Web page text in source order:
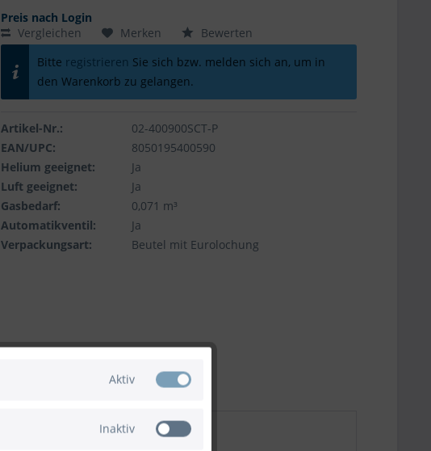
Preis nach Login
Vergleichen
Merken
Bewerten
Bitte registrieren Sie sich bzw. melden sich an, um in
den Warenkorb zu gelangen.
Artikel-Nr.:
02-400900SCT-P
EAN/UPC:
8050195400590
Helium geeignet:
Ja
Luft geeignet:
Ja
Gasbedarf:
0,071 m³
Automatikventil:
Ja
Verpackungsart:
Beutel mit Eurolochung
Aktiv
Inaktiv